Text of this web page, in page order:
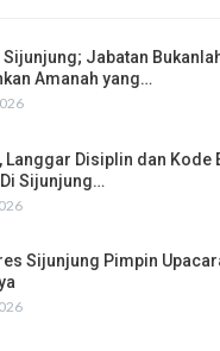
Sijunjung; Jabatan
Amanah yang…
Langgar Disiplin dan Kode
Sijunjung…
Sijunjung Pimpin